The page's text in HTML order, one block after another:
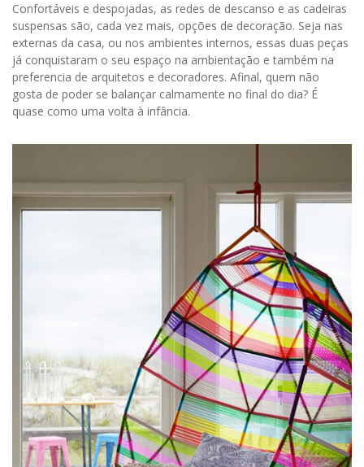
Confortáveis e despojadas, as redes de descanso e as cadeiras
suspensas são, cada vez mais, opções de decoração. Seja nas
externas da casa, ou nos ambientes internos, essas duas peças
já conquistaram o seu espaço na ambientação e também na
preferencia de arquitetos e decoradores. Afinal, quem não
gosta de poder se balançar calmamente no final do dia? É
quase como uma volta à infância.